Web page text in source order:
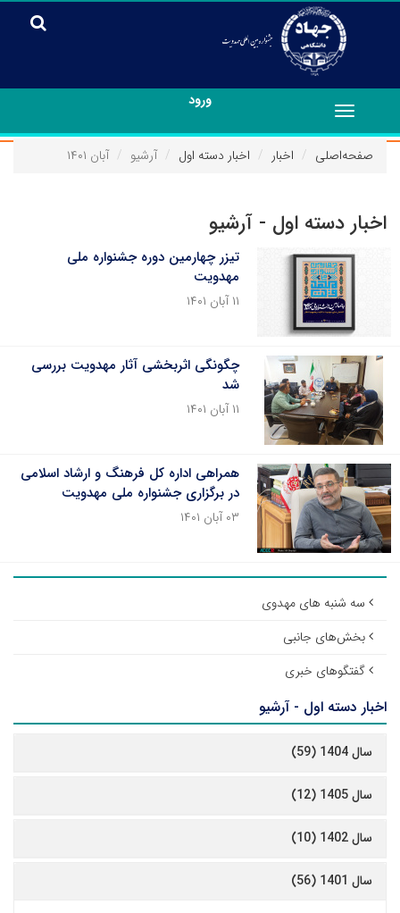
ورود
Toggle
navigation
صفحه‌اصلی
اخبار اخبار دسته اول آرشیو آبان ۱۴۰۱
اخبار دسته اول - آرشیو
تیزر چهارمین دوره جشنواره ملی
مهدویت
۱۱ آبان ۱۴۰۱
چگونگی اثربخشی آثار مهدویت بررسی
شد
۱۱ آبان ۱۴۰۱
همراهی اداره کل فرهنگ و ارشاد اسلامی
در برگزاری جشنواره ملی مهدویت
۰۳ آبان ۱۴۰۱
سه شنبه های مهدوی
بخش‌های جانبی
گفتگوهای خبری
اخبار دسته اول - آرشیو
سال 1404 (59)
سال 1405 (12)
سال 1402 (10)
سال 1401 (56)